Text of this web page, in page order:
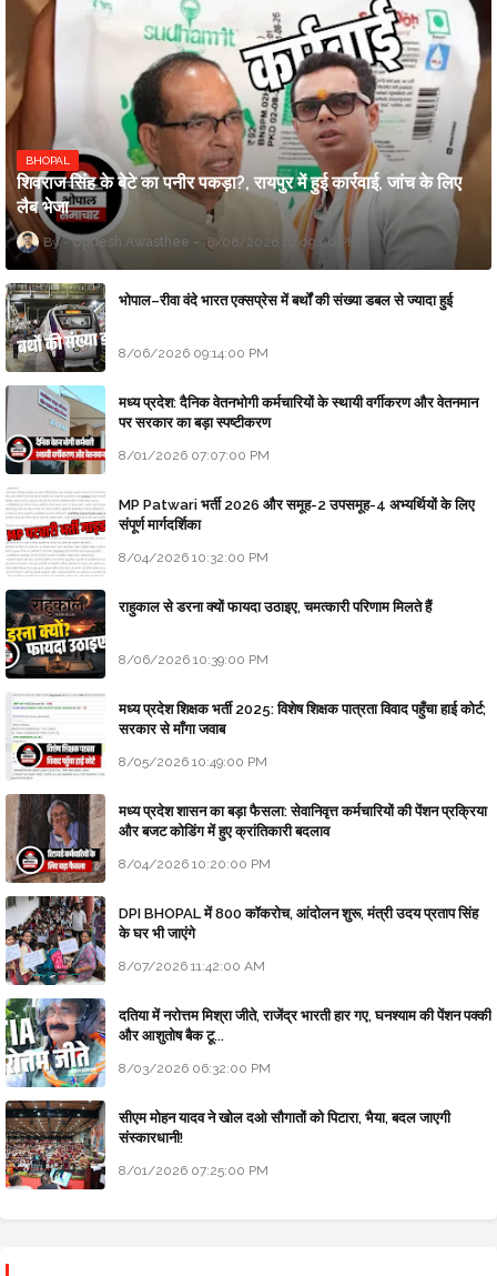
BHOPAL
शिवराज सिंह के बेटे का पनीर पकड़ा?, रायपुर में हुई कार्रवाई, जांच के लिए
लैब भेजा
Updesh Awasthee 8/06/2026 10:09:00 PM
भोपाल–रीवा वंदे भारत एक्सप्रेस में बर्थों की संख्या डबल से ज्यादा हुई
8/06/2026 09:14:00 PM
मध्य प्रदेश: दैनिक वेतनभोगी कर्मचारियों के स्थायी वर्गीकरण और वेतनमान
पर सरकार का बड़ा स्पष्टीकरण
8/01/2026 07:07:00 PM
MP Patwari भर्ती 2026 और समूह-2 उपसमूह-4 अभ्यर्थियों के लिए
संपूर्ण मार्गदर्शिका
8/04/2026 10:32:00 PM
राहुकाल से डरना क्यों फायदा उठाइए, चमत्कारी परिणाम मिलते हैं
8/06/2026 10:39:00 PM
मध्य प्रदेश शिक्षक भर्ती 2025: विशेष शिक्षक पात्रता विवाद पहुँचा हाई कोर्ट;
सरकार से माँगा जवाब
8/05/2026 10:49:00 PM
मध्य प्रदेश शासन का बड़ा फैसला: सेवानिवृत्त कर्मचारियों की पेंशन प्रक्रिया
और बजट कोडिंग में हुए क्रांतिकारी बदलाव
8/04/2026 10:20:00 PM
DPI BHOPAL में 800 कॉकरोच, आंदोलन शुरू, मंत्री उदय प्रताप सिंह
के घर भी जाएंगे
8/07/2026 11:42:00 AM
दतिया में नरोत्तम मिश्रा जीते, राजेंद्र भारती हार गए, घनश्याम की पेंशन पक्की
और आशुतोष बैक टू...
8/03/2026 06:32:00 PM
सीएम मोहन यादव ने खोल दओ सौगातों को पिटारा, भैया, बदल जाएगी
संस्कारधानी!
8/01/2026 07:25:00 PM